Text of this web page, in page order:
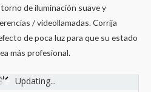
de iluminación suave y
/ videollamadas. Corrija
de poca luz para que su estado
más profesional.
Updating...